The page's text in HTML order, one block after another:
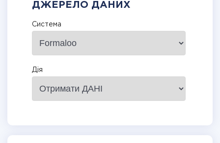
ДЖЕРЕЛО ДАНИХ
Система
Дія